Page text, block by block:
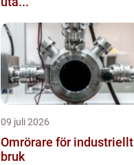
09 juli 2026
Omrörare för industriellt
bruk